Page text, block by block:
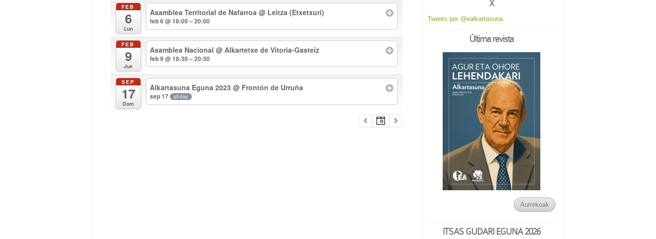
FEB
6
Lun
Asamblea Territorial de Nafarroa@ Leitza (Etxetxuri)
feb 6 @ 18:00 – 20:00
FEB
9
Jue
Asamblea Nacional@ Alkartetxe de Vitoria-Gasteiz
feb 9 @ 18:30 – 20:30
SEP
17
Dom
Alkartasuna Eguna 2023@ Frontón de Urruña
sep 17 all-day
X
Tweets por @ealkartasuna
Última revista
Aurrekoak
ITSAS GUDARI EGUNA 2026